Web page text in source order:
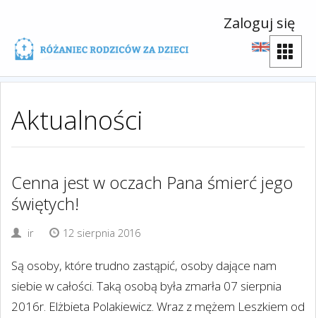
Zaloguj się
Aktualności
Cenna jest w oczach Pana śmierć jego
świętych!
ir 12 sierpnia 2016
Są osoby, które trudno zastąpić, osoby dające nam
siebie w całości. Taką osobą była zmarła 07 sierpnia
2016r. Elżbieta Polakiewicz. Wraz z mężem Leszkiem od